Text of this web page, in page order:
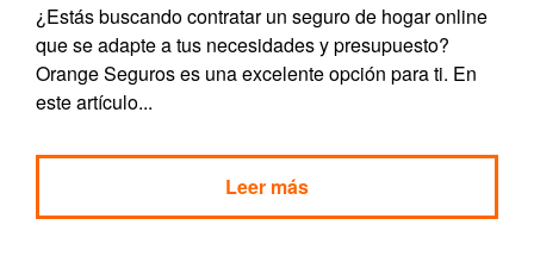
¿Estás buscando contratar un seguro de hogar online
que se adapte a tus necesidades y presupuesto?
Orange Seguros es una excelente opción para ti. En
este artículo...
Leer más